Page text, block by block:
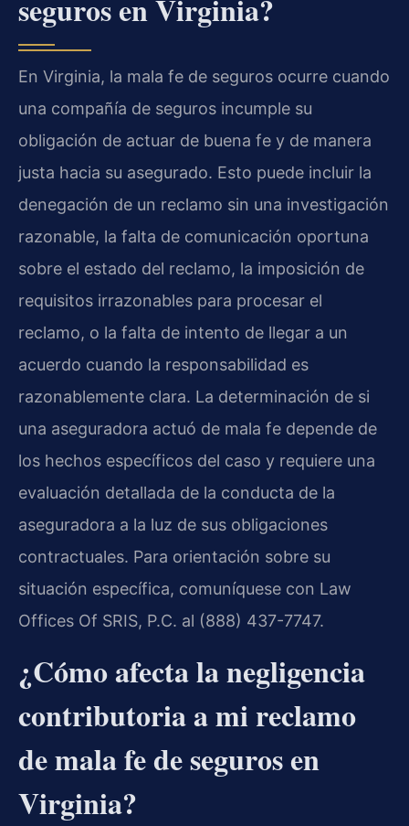
seguros en Virginia?
En Virginia, la mala fe de seguros ocurre cuando
una compañía de seguros incumple su
obligación de actuar de buena fe y de manera
justa hacia su asegurado. Esto puede incluir la
denegación de un reclamo sin una investigación
razonable, la falta de comunicación oportuna
sobre el estado del reclamo, la imposición de
requisitos irrazonables para procesar el
reclamo, o la falta de intento de llegar a un
acuerdo cuando la responsabilidad es
razonablemente clara. La determinación de si
una aseguradora actuó de mala fe depende de
los hechos específicos del caso y requiere una
evaluación detallada de la conducta de la
aseguradora a la luz de sus obligaciones
contractuales. Para orientación sobre su
situación específica, comuníquese con Law
Offices Of SRIS, P.C. al (888) 437-7747.
¿Cómo afecta la negligencia
contributoria a mi reclamo
de mala fe de seguros en
Virginia?